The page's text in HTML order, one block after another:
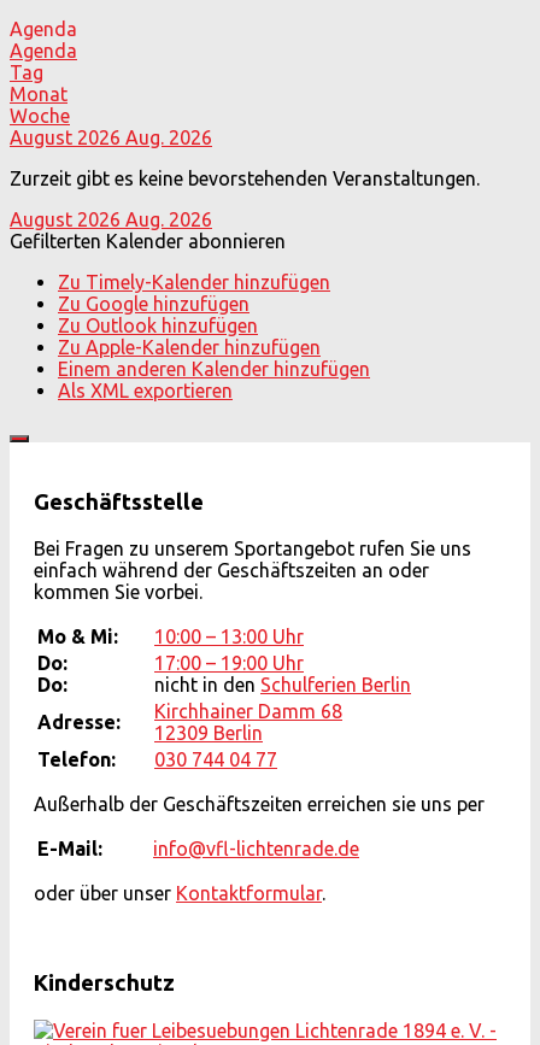
Agenda
Agenda
Tag
Monat
Woche
August 2026 Aug. 2026
Zurzeit gibt es keine bevorstehenden Veranstaltungen.
August 2026 Aug. 2026
Gefilterten Kalender abonnieren
Zu Timely-Kalender hinzufügen
Zu Google hinzufügen
Zu Outlook hinzufügen
Zu Apple-Kalender hinzufügen
Einem anderen Kalender hinzufügen
Als XML exportieren
Geschäftsstelle
Bei Fragen zu unserem Sportangebot rufen Sie uns
einfach während der Geschäftszeiten an oder
kommen Sie vorbei.
Mo & Mi:
10:00 – 13:00 Uhr
Do:
Do:
17:00 – 19:00 Uhr
nicht in den Schulferien Berlin
Adresse:
Kirchhainer Damm 68
12309 Berlin
Telefon:
030 744 04 77
Außerhalb der Geschäftszeiten erreichen sie uns per
E-Mail: info@vfl-lichtenrade.de
oder über unser Kontaktformular.
Kinderschutz